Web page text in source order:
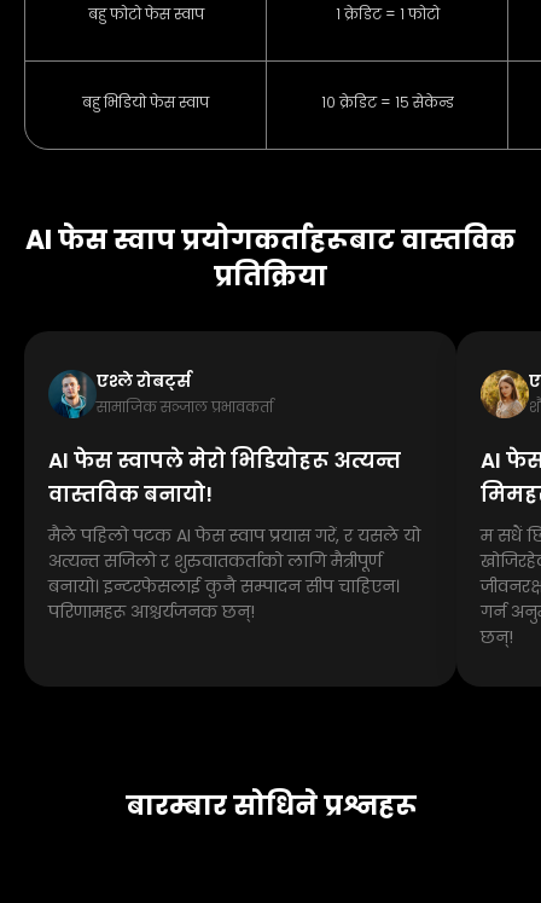
बहु फोटो फेस स्वाप १ क्रेडिट = १ फोटो
बहु भिडियो फेस स्वाप १० क्रेडिट = १५ सेकेन्ड
AI फेस स्वाप प्रयोगकर्ताहरूबाट वास्तविक
प्रतिक्रिया
एश्ले रोबर्ट्स
सामाजिक सञ्जाल प्रभावकर्ता
AI फेस स्वापले मेरो भिडियोहरू अत्यन्त
वास्तविक बनायो!
मैले पहिलो पटक AI फेस स्वाप प्रयास गरें, र यसले यो
अत्यन्त सजिलो र शुरुवातकर्ताको लागि मैत्रीपूर्ण
बनायो। इन्टरफेसलाई कुनै सम्पादन सीप चाहिएन।
परिणामहरू आश्चर्यजनक छन्!
AI फेस
म सधैं
गर्न
छन्!
बारम्बार सोधिने प्रश्नहरू